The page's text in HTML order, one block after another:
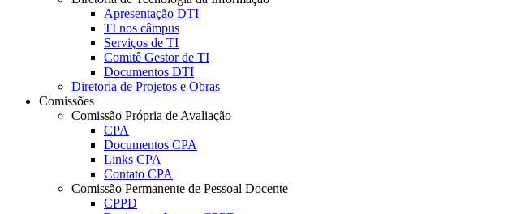
Apresentação DTI
TI nos câmpus
Serviços de TI
Comitê Gestor de TI
Documentos DTI
Diretoria de Projetos e Obras
Comissões
Comissão Própria de Avaliação
CPA
Documentos CPA
Links CPA
Contato CPA
Comissão Permanente de Pessoal Docente
CPPD